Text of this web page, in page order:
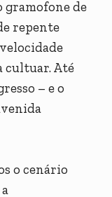
gramofone de
repente
cultuar. Até
– e o
o cenário